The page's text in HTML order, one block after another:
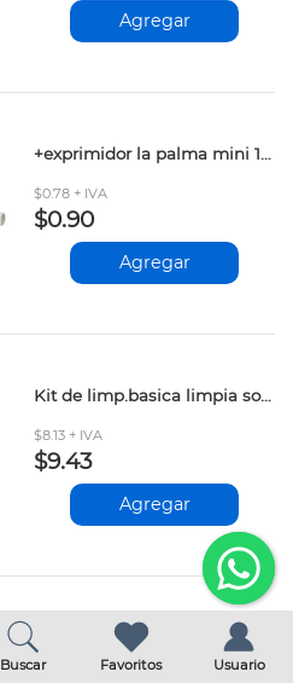
Agregar
+exprimidor la palma mini 10lt
$0.78 + IVA
$0.90
Agregar
Kit de limp.basica limpia sol 006
$8.13 + IVA
$9.43
Agregar
Buscar Favoritos Usuario